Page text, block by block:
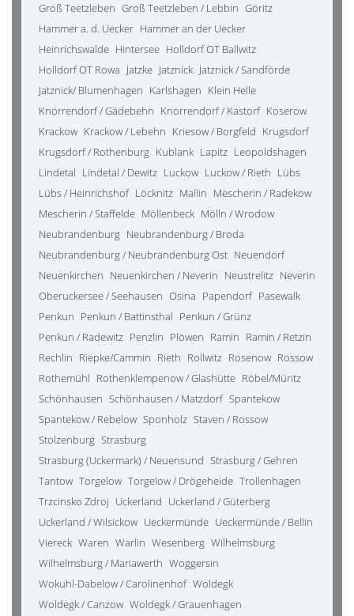
Groß Teetzleben Groß Teetzleben / Lebbin Göritz
Hammer a. d. Uecker Hammer an der Uecker
Heinrichswalde Hintersee Holldorf OT Ballwitz
Holldorf OT Rowa Jatzke Jatznick Jatznick / Sandförde
Jatznick/ Blumenhagen Karlshagen Klein Helle
Knorrendorf / Gädebehn Knorrendorf / Kastorf Koserow
Krackow Krackow / Lebehn Kriesow / Borgfeld Krugsdorf
Krugsdorf / Rothenburg Kublank Lapitz Leopoldshagen
Lindetal Lindetal / Dewitz Luckow Luckow / Rieth Lübs
Lübs / Heinrichshof Löcknitz Mallin Mescherin / Radekow
Mescherin / Staffelde Möllenbeck Mölln / Wrodow
Neubrandenburg Neubrandenburg / Broda
Neubrandenburg / Neubrandenburg Ost Neuendorf
Neuenkirchen Neuenkirchen / Neverin Neustrelitz Neverin
Oberuckersee / Seehausen Osina Papendorf Pasewalk
Penkun Penkun / Battinsthal Penkun / Grünz
Penkun / Radewitz Penzlin Plöwen Ramin Ramin / Retzin
Rechlin Riepke/Cammin Rieth Rollwitz Rosenow Rossow
Rothemühl Rothenklempenow / Glashütte Röbel/Müritz
Schönhausen Schönhausen / Matzdorf Spantekow
Spantekow / Rebelow Sponholz Staven / Rossow
Stolzenburg Strasburg
Strasburg (Uckermark) / Neuensund Strasburg / Gehren
Tantow Torgelow Torgelow / Drögeheide Trollenhagen
Trzcinsko Zdroj Uckerland Uckerland / Güterberg
Uckerland / Wilsickow Ueckermünde Ueckermünde / Bellin
Viereck Waren Warlin Wesenberg Wilhelmsburg
Wilhelmsburg / Mariawerth Woggersin
Wokuhl-Dabelow / Carolinenhof Woldegk
Woldegk / Canzow Woldegk / Grauenhagen